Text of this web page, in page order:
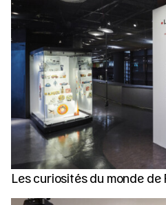
Les curiosités du monde de